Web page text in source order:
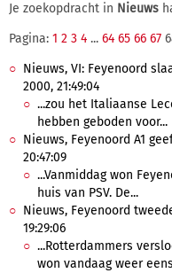
Je zoekopdracht in Nieuws
Pagina: 1 2 3 4 ... 64 65 66 67
Nieuws, VI: Feyenoord
2000, 21:49:04
...zou het Italiaanse
hebben geboden voor...
Nieuws, Feyenoord A1
20:47:09
...Vanmiddag won
huis van PSV. De...
Nieuws, Feyenoord
19:29:06
...Rotterdammers
won vandaag weer